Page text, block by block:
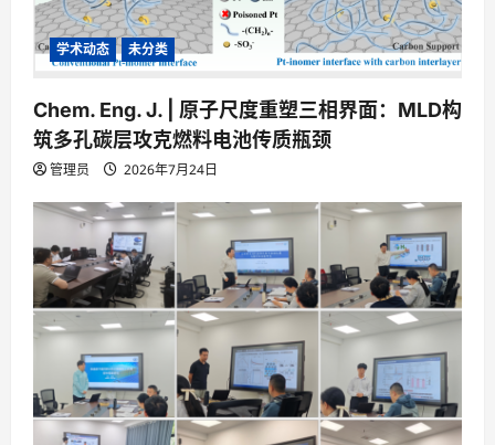
学术动态 未分类
Chem. Eng. J. | 原子尺度重塑三相界面：MLD构
筑多孔碳层攻克燃料电池传质瓶颈
管理员 2026年7月24日